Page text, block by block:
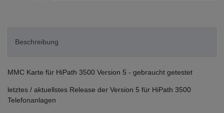
Beschreibung
MMC Karte für HiPath 3500 Version 5 - gebraucht getestet
letztes / aktuellstes Release der Version 5 für HiPath 3500
Telefonanlagen